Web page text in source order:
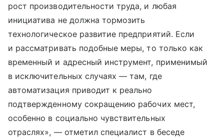
рост производительности труда, и любая
инициатива не должна тормозить
технологическое развитие предприятий. Если
и рассматривать подобные меры, то только как
временный и адресный инструмент, применимый
в исключительных случаях — там, где
автоматизация приводит к реально
подтвержденному сокращению рабочих мест,
особенно в социально чувствительных
отраслях», — отметил специалист в беседе